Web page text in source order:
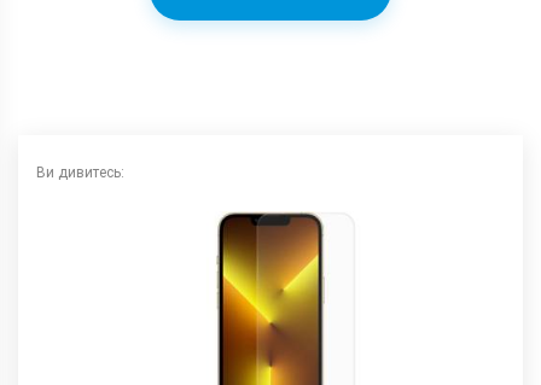
Ви дивитесь: